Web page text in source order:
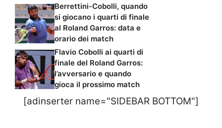
Berrettini-Cobolli, quando
si giocano i quarti di finale
al Roland Garros: data e
orario dei match
Flavio Cobolli ai quarti di
finale del Roland Garros:
l’avversario e quando
gioca il prossimo match
[adinserter name="SIDEBAR BOTTOM"]